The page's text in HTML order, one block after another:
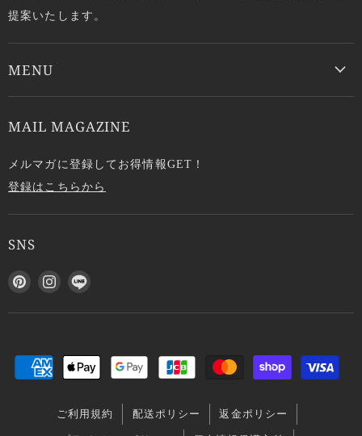
提案いたします。
MENU
MAIL MAGAZINE
メルマガに登録してお得情報GET！
登録はこちらから
SNS
P
n
r
I
s
m
L
N
見
て
ご利用規約 配送ポリシー 返金ポリシー